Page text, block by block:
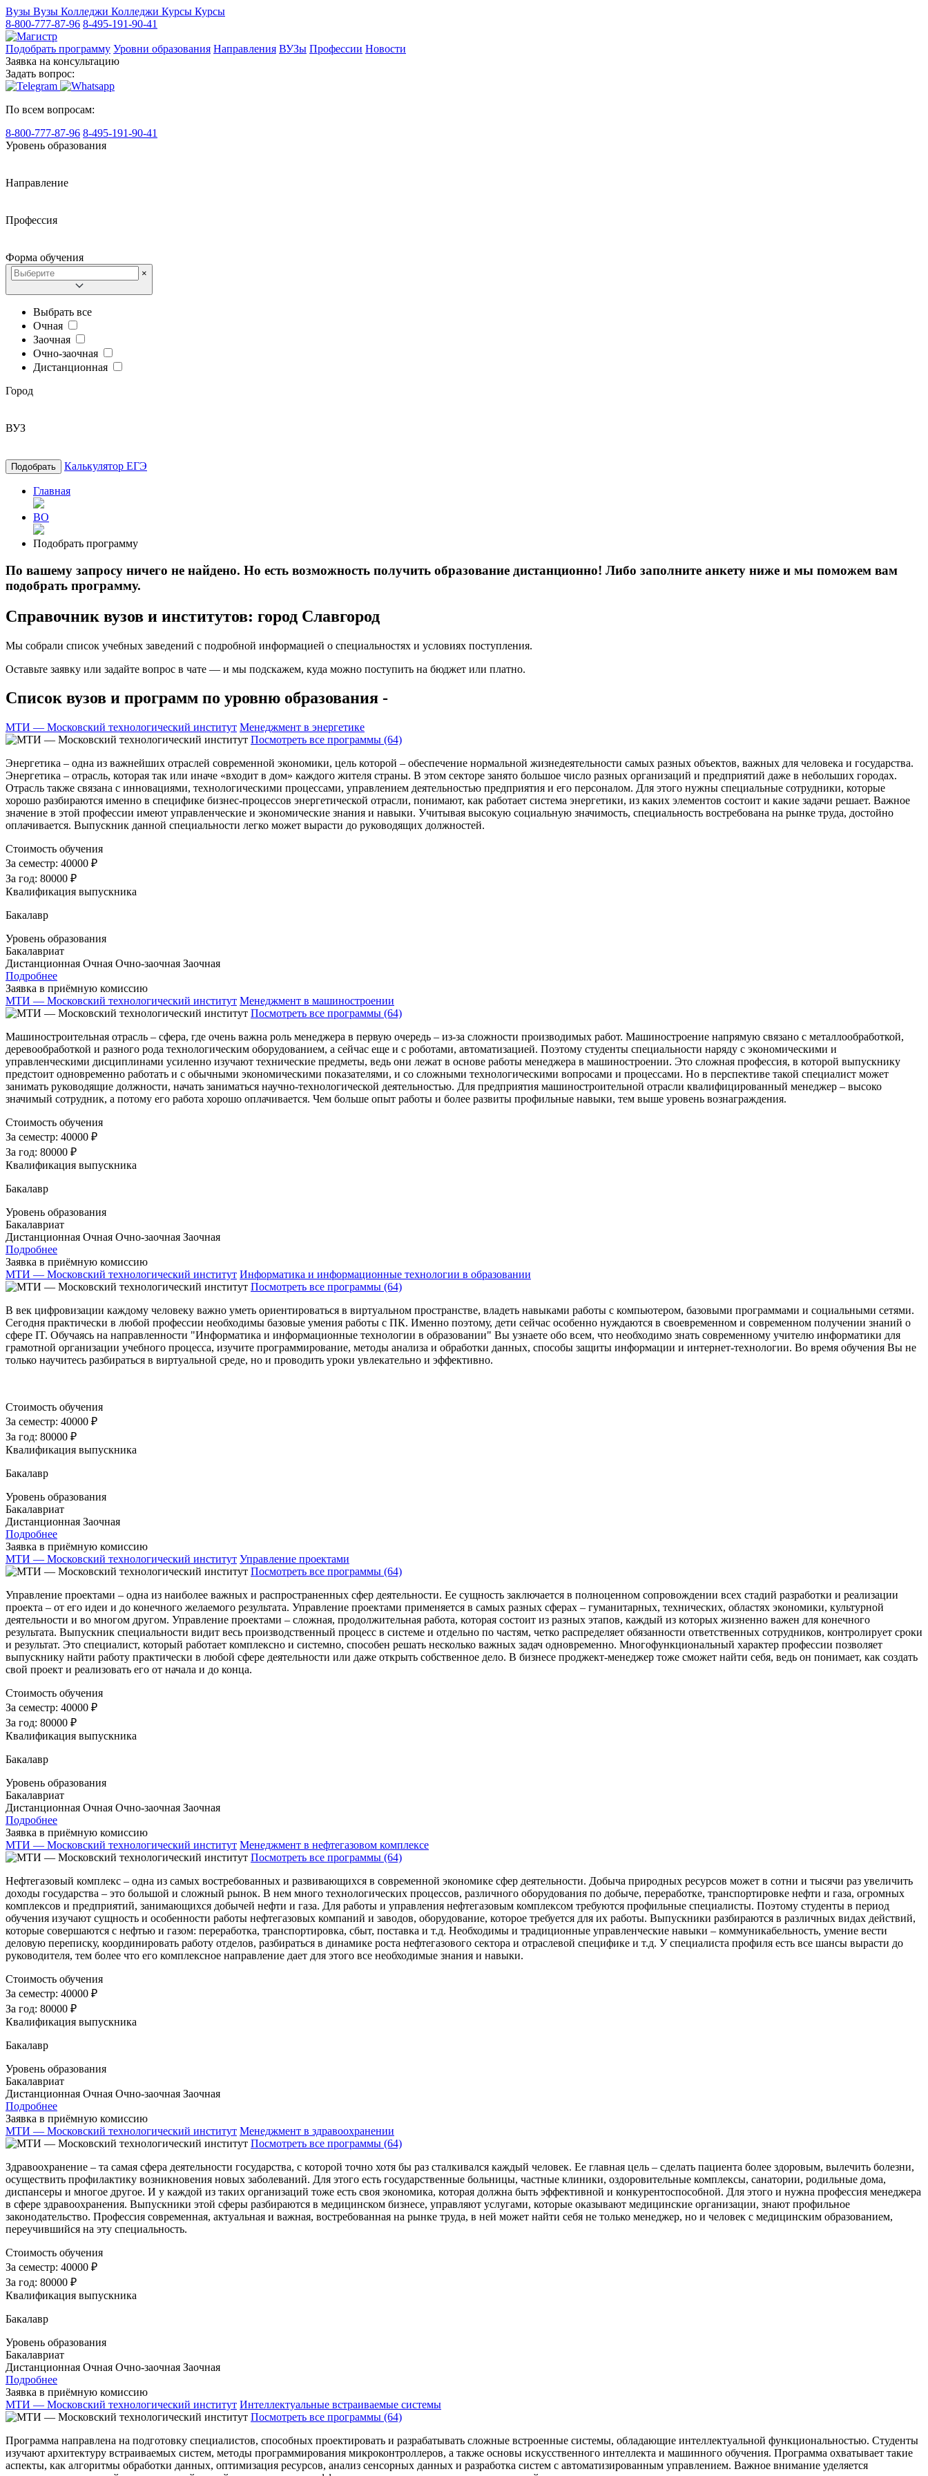
Вузы Вузы Колледжи Колледжи Курсы Курсы
8-800-777-87-96 8-495-191-90-41
Подобрать программу Уровни образования Направления ВУЗы Профессии Новости
Заявка на консультацию
Задать вопрос:
По всем вопросам:
8-800-777-87-96 8-495-191-90-41
Уровень образования
Направление
Профессия
Форма обучения
×
Выбрать все
Очная
Заочная
Очно-заочная
Дистанционная
Город
ВУЗ
Подобрать Калькулятор ЕГЭ
Главная
ВО
Подобрать программу
По вашему запросу ничего не найдено. Но есть возможность получить образование дистанционно! Либо заполните анкету ниже и мы поможем вам
подобрать программу.
Справочник вузов и институтов: город Славгород
Мы собрали список учебных заведений с подробной информацией о специальностях и условиях поступления.
Оставьте заявку или задайте вопрос в чате — и мы подскажем, куда можно поступить на бюджет или платно.
Список вузов и программ по уровню образования -
МТИ — Московский технологический институт Менеджмент в энергетике
Посмотреть все программы (64)
Энергетика – одна из важнейших отраслей современной экономики, цель которой – обеспечение нормальной жизнедеятельности самых разных объектов, важных для человека и государства.
Энергетика – отрасль, которая так или иначе «входит в дом» каждого жителя страны. В этом секторе занято большое число разных организаций и предприятий даже в небольших городах.
Отрасль также связана с инновациями, технологическими процессами, управлением деятельностью предприятия и его персоналом. Для этого нужны специальные сотрудники, которые
хорошо разбираются именно в специфике бизнес-процессов энергетической отрасли, понимают, как работает система энергетики, из каких элементов состоит и какие задачи решает. Важное
значение в этой профессии имеют управленческие и экономические знания и навыки. Учитывая высокую социальную значимость, специальность востребована на рынке труда, достойно
оплачивается. Выпускник данной специальности легко может вырасти до руководящих должностей.
Стоимость обучения
За семестр: 40000 ₽
За год: 80000 ₽
Квалификация выпускника
Бакалавр
Уровень образования
Бакалавриат
Дистанционная Очная Очно-заочная Заочная
Подробнее
Заявка в приёмную комиссию
МТИ — Московский технологический институт Менеджмент в машиностроении
Посмотреть все программы (64)
Машиностроительная отрасль – сфера, где очень важна роль менеджера в первую очередь – из-за сложности производимых работ. Машиностроение напрямую связано с металлообработкой,
деревообработкой и разного рода технологическим оборудованием, а сейчас еще и с роботами, автоматизацией. Поэтому студенты специальности наряду с экономическими и
управленческими дисциплинами усиленно изучают технические предметы, ведь они лежат в основе работы менеджера в машиностроении. Это сложная профессия, в которой выпускнику
предстоит одновременно работать и с обычными экономическими показателями, и со сложными технологическими вопросами и процессами. Но в перспективе такой специалист может
занимать руководящие должности, начать заниматься научно-технологической деятельностью. Для предприятия машиностроительной отрасли квалифицированный менеджер – высоко
значимый сотрудник, а потому его работа хорошо оплачивается. Чем больше опыт работы и более развиты профильные навыки, тем выше уровень вознаграждения.
Стоимость обучения
За семестр: 40000 ₽
За год: 80000 ₽
Квалификация выпускника
Бакалавр
Уровень образования
Бакалавриат
Дистанционная Очная Очно-заочная Заочная
Подробнее
Заявка в приёмную комиссию
МТИ — Московский технологический институт Информатика и информационные технологии в образовании
Посмотреть все программы (64)
В век цифровизации каждому человеку важно уметь ориентироваться в виртуальном пространстве, владеть навыками работы с компьютером, базовыми программами и социальными сетями.
Сегодня практически в любой профессии необходимы базовые умения работы с ПК. Именно поэтому, дети сейчас особенно нуждаются в своевременном и современном получении знаний о
сфере IT. Обучаясь на направленности "Информатика и информационные технологии в образовании" Вы узнаете обо всем, что необходимо знать современному учителю информатики для
грамотной организации учебного процесса, изучите программирование, методы анализа и обработки данных, способы защиты информации и интернет-технологии. Во время обучения Вы не
только научитесь разбираться в виртуальной среде, но и проводить уроки увлекательно и эффективно.
Стоимость обучения
За семестр: 40000 ₽
За год: 80000 ₽
Квалификация выпускника
Бакалавр
Уровень образования
Бакалавриат
Дистанционная Заочная
Подробнее
Заявка в приёмную комиссию
МТИ — Московский технологический институт Управление проектами
Посмотреть все программы (64)
Управление проектами – одна из наиболее важных и распространенных сфер деятельности. Ее сущность заключается в полноценном сопровождении всех стадий разработки и реализации
проекта – от его идеи и до конечного желаемого результата. Управление проектами применяется в самых разных сферах – гуманитарных, технических, областях экономики, культурной
деятельности и во многом другом. Управление проектами – сложная, продолжительная работа, которая состоит из разных этапов, каждый из которых жизненно важен для конечного
результата. Выпускник специальности видит весь производственный процесс в системе и отдельно по частям, четко распределяет обязанности ответственных сотрудников, контролирует сроки
и результат. Это специалист, который работает комплексно и системно, способен решать несколько важных задач одновременно. Многофункциональный характер профессии позволяет
выпускнику найти работу практически в любой сфере деятельности или даже открыть собственное дело. В бизнесе проджект-менеджер тоже сможет найти себя, ведь он понимает, как создать
свой проект и реализовать его от начала и до конца.
Стоимость обучения
За семестр: 40000 ₽
За год: 80000 ₽
Квалификация выпускника
Бакалавр
Уровень образования
Бакалавриат
Дистанционная Очная Очно-заочная Заочная
Подробнее
Заявка в приёмную комиссию
МТИ — Московский технологический институт Менеджмент в нефтегазовом комплексе
Посмотреть все программы (64)
Нефтегазовый комплекс – одна из самых востребованных и развивающихся в современной экономике сфер деятельности. Добыча природных ресурсов может в сотни и тысячи раз увеличить
доходы государства – это большой и сложный рынок. В нем много технологических процессов, различного оборудования по добыче, переработке, транспортировке нефти и газа, огромных
комплексов и предприятий, занимающихся добычей нефти и газа. Для работы и управления нефтегазовым комплексом требуются профильные специалисты. Поэтому студенты в период
обучения изучают сущность и особенности работы нефтегазовых компаний и заводов, оборудование, которое требуется для их работы. Выпускники разбираются в различных видах действий,
которые совершаются с нефтью и газом: переработка, транспортировка, сбыт, поставка и т.д. Необходимы и традиционные управленческие навыки – коммуникабельность, умение вести
деловую переписку, координировать работу отделов, разбираться в динамике роста нефтегазового сектора и отраслевой специфике и т.д. У специалиста профиля есть все шансы вырасти до
руководителя, тем более что его комплексное направление дает для этого все необходимые знания и навыки.
Стоимость обучения
За семестр: 40000 ₽
За год: 80000 ₽
Квалификация выпускника
Бакалавр
Уровень образования
Бакалавриат
Дистанционная Очная Очно-заочная Заочная
Подробнее
Заявка в приёмную комиссию
МТИ — Московский технологический институт Менеджмент в здравоохранении
Посмотреть все программы (64)
Здравоохранение – та самая сфера деятельности государства, с которой точно хотя бы раз сталкивался каждый человек. Ее главная цель – сделать пациента более здоровым, вылечить болезни,
осуществить профилактику возникновения новых заболеваний. Для этого есть государственные больницы, частные клиники, оздоровительные комплексы, санатории, родильные дома,
диспансеры и многое другое. И у каждой из таких организаций тоже есть своя экономика, которая должна быть эффективной и конкурентоспособной. Для этого и нужна профессия менеджера
в сфере здравоохранения. Выпускники этой сферы разбираются в медицинском бизнесе, управляют услугами, которые оказывают медицинские организации, знают профильное
законодательство. Профессия современная, актуальная и важная, востребованная на рынке труда, в ней может найти себя не только менеджер, но и человек с медицинским образованием,
переучившийся на эту специальность.
Стоимость обучения
За семестр: 40000 ₽
За год: 80000 ₽
Квалификация выпускника
Бакалавр
Уровень образования
Бакалавриат
Дистанционная Очная Очно-заочная Заочная
Подробнее
Заявка в приёмную комиссию
МТИ — Московский технологический институт Интеллектуальные встраиваемые системы
Посмотреть все программы (64)
Программа направлена на подготовку специалистов, способных проектировать и разрабатывать сложные встроенные системы, обладающие интеллектуальной функциональностью. Студенты
изучают архитектуру встраиваемых систем, методы программирования микроконтроллеров, а также основы искусственного интеллекта и машинного обучения. Программа охватывает такие
аспекты, как алгоритмы обработки данных, оптимизация ресурсов, анализ сенсорных данных и разработка систем с автоматизированным управлением. Важное внимание уделяется